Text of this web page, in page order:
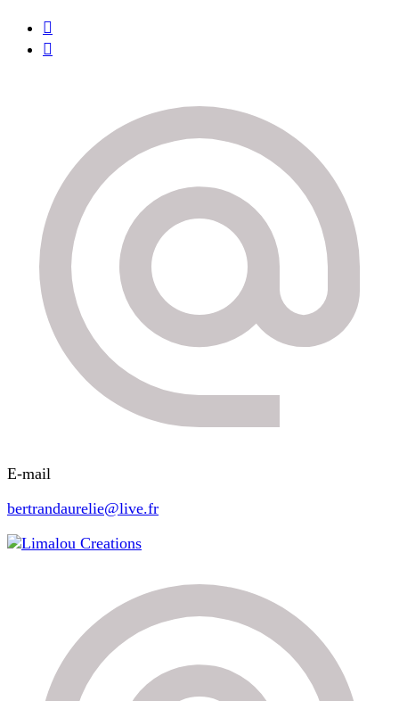
E-mail
bertrandaurelie@live.fr
Limalou Creations